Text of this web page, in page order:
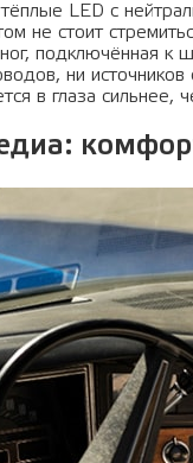
LED с
не стоит
подключённая к
ни
в глаза сильнее,